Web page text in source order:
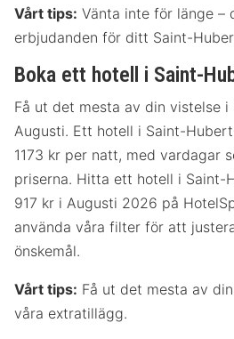
Vårt tips: Vänta inte för länge –
erbjudanden för ditt Saint-
Boka ett hotell i Saint-
Få ut det mesta av din vistelse
Augusti. Ett hotell i Saint-
1173 kr per natt, med vardagar
priserna. Hitta ett hotell i Saint-
917 kr i Augusti 2026 på
använda våra filter för att
önskemål.
Vårt tips: Få ut det mesta av
våra extratillägg.